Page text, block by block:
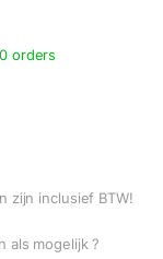
0 orders
zijn inclusief BTW!
als mogelijk ?